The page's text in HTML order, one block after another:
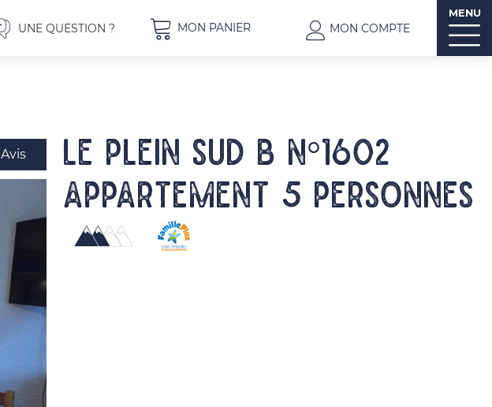
UNE QUESTION ? MON PANIER MON COMPTE
MENU
Avis
LE PLEIN SUD B N°1602
Appartement 5 personnes